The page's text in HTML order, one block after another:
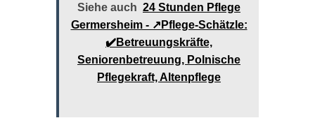
Siehe auch 24 Stunden Pflege
Germersheim - ↗️Pflege-Schätzle:
✔️Betreuungskräfte,
Seniorenbetreuung, Polnische
Pflegekraft, Altenpflege